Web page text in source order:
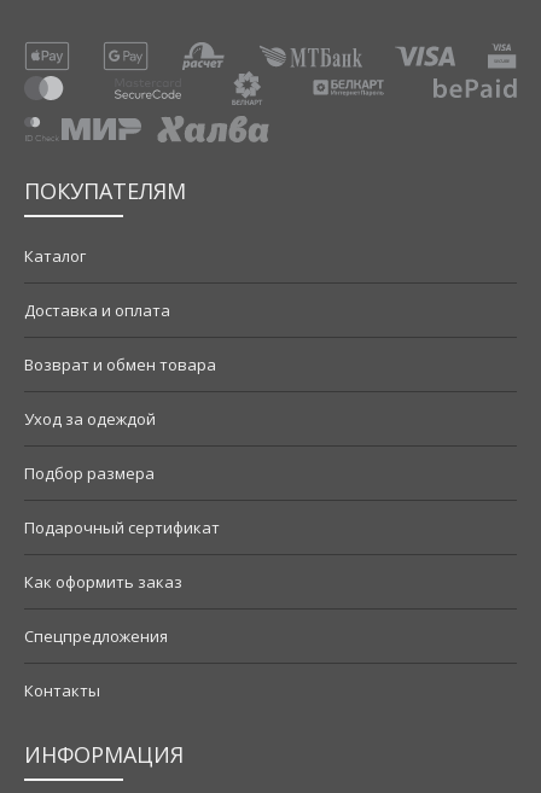
ПОКУПАТЕЛЯМ
Каталог
Доставка и оплата
Возврат и обмен товара
Уход за одеждой
Подбор размера
Подарочный сертификат
Как оформить заказ
Спецпредложения
Контакты
ИНФОРМАЦИЯ